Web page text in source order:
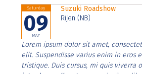
Saturday
09
MAY
Suzuki Roadshow
Rijen (NB)
Lorem ipsum dolor sit amet,
elit. Suspendisse varius enim in eros
tristique. Duis cursus, mi quis viverra
interdum nulla, ut commodo diam